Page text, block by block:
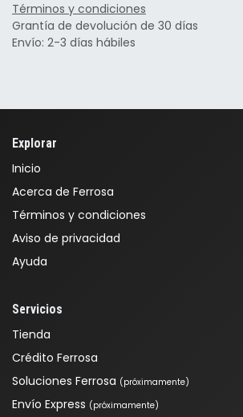
Términos y condiciones
Grantía de devolución de 30 días
Envío: 2-3 días hábiles
Explorar
Inicio
Acerca de Ferrosa
Términos y condiciones
Aviso de privacidad
Ayuda
Servicios
Tienda
Crédito Ferrosa
Soluciones Ferrosa (próximamente)
Envío Express (próximamente)